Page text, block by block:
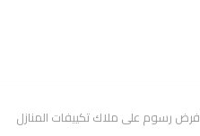
رسوم على ملاك تكييفات المنازل